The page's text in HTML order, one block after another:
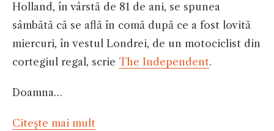
Holland, în vârstă de 81 de ani, se spunea
sâmbătă că se află în comă după ce a fost lovită
miercuri, în vestul Londrei, de un motociclist din
cortegiul regal, scrie The Independent.
Doamna…
Citeşte mai mult